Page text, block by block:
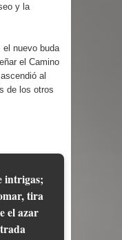
y la
el nuevo buda
el Camino
al
de los otros
intrigas;
tira
el azar